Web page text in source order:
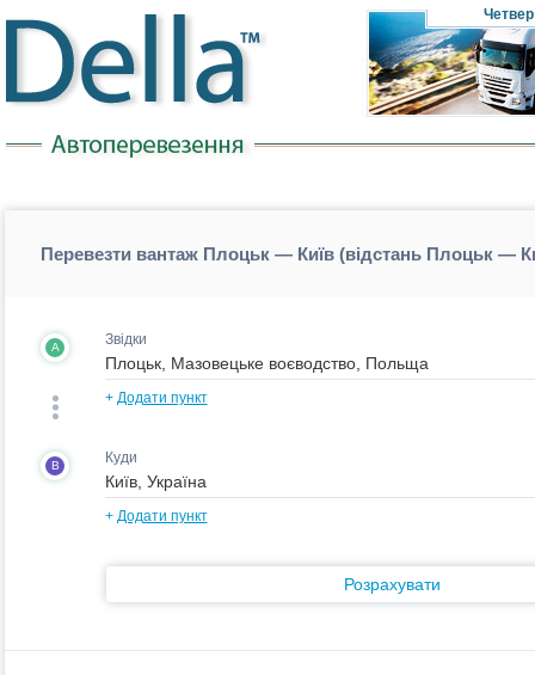
Четвер
Перевезти вантаж Плоцьк — Київ (відстань Плоцьк —
A Звідки
+ Додати пункт
B Куди
+ Додати пункт
Розрахувати